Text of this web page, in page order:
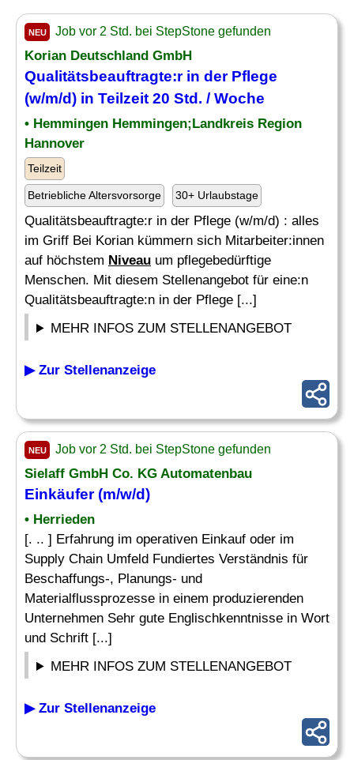
NEU Job vor 2 Std. bei StepStone gefunden
Korian Deutschland GmbH
Qualitätsbeauftragte:r in der Pflege
(w/m/d) in Teilzeit 20 Std. / Woche
• Hemmingen Hemmingen;Landkreis Region
Hannover
Teilzeit
Betriebliche Altersvorsorge 30+ Urlaubstage
Qualitätsbeauftragte:r in der Pflege (w/m/d) : alles
im Griff Bei Korian kümmern sich Mitarbeiter:innen
auf höchstem Niveau um pflegebedürftige
Menschen. Mit diesem Stellenangebot für eine:n
Qualitätsbeauftragte:n in der Pflege [...]
MEHR INFOS ZUM STELLENANGEBOT
▶ Zur Stellenanzeige
NEU Job vor 2 Std. bei StepStone gefunden
Sielaff GmbH Co. KG Automatenbau
Einkäufer (m/w/d)
• Herrieden
[. .. ] Erfahrung im operativen Einkauf oder im
Supply Chain Umfeld Fundiertes Verständnis für
Beschaffungs-, Planungs- und
Materialflussprozesse in einem produzierenden
Unternehmen Sehr gute Englischkenntnisse in Wort
und Schrift [...]
MEHR INFOS ZUM STELLENANGEBOT
▶ Zur Stellenanzeige